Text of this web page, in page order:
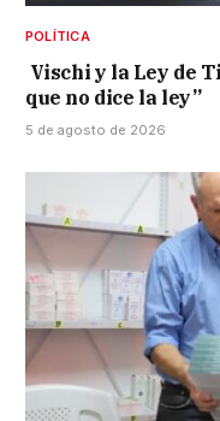
POLÍTICA
Vischi y la Ley de
que no dice la ley”
5 de agosto de 2026